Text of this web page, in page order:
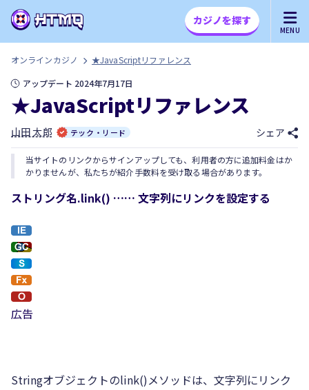
MENU
カジノを探す
オンラインカジノ
★JavaScriptリファレンス
アップデート 2024年7月17日
★JavaScriptリファレンス
山田 太郎 テック・リード シェア
当サイトのリンクからサインアップしても、利用者の方に追加料金はか
かりませんが、私たちが紹介手数料を受け取る場合があります。
ストリング名.link() …… 文字列にリンクを設定する
広告
Stringオブジェクトのlink()メソッドは、文字列にリンク